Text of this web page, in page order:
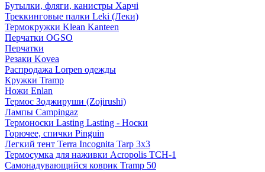
Бутылки, фляги, канистры Харчі
Треккинговые палки Leki (Леки)
Термокружки Klean Kanteen
Перчатки OGSO
Перчатки
Резаки Kovea
Распродажа Lorpen одежды
Кружки Tramp
Ножи Enlan
Термос Зоджируши (Zojirushi)
Лампы Campingaz
Термоноски Lasting Lasting - Носки
Горючее, спички Pinguin
Легкий тент Terra Incognita Tarp 3x3
Термосумка для наживки Acropolis ТСН-1
Самонадувающийся коврик Tramp 50